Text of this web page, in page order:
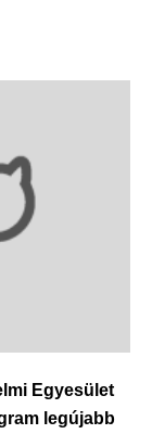
Egyesület
legújabb